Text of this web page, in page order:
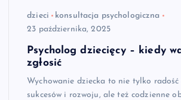
dzieci
konsultacja psychologiczna
23 października, 2025
Psycholog dziecięcy – kiedy
zgłosić
Wychowanie dziecka to nie tylko radość
sukcesów i rozwoju, ale też codzienne